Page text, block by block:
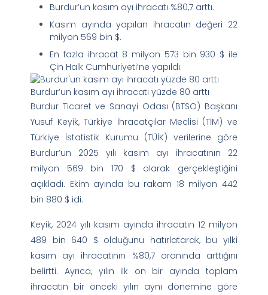
Burdur’un kasım ayı ihracatı %80,7 arttı.
Kasım ayında yapılan ihracatın değeri 22
milyon 569 bin $.
En fazla ihracat 8 milyon 573 bin 930 $ ile
Çin Halk Cumhuriyeti’ne yapıldı.
Burdur’un kasım ayı ihracatı yüzde 80 arttı
Burdur Ticaret ve Sanayi Odası (BTSO) Başkanı
Yusuf Keyik, Türkiye İhracatçılar Meclisi (TİM) ve
Türkiye İstatistik Kurumu (TÜİK) verilerine göre
Burdur’un 2025 yılı kasım ayı ihracatının 22
milyon 569 bin 170 $ olarak gerçekleştiğini
açıkladı. Ekim ayında bu rakam 18 milyon 442
bin 880 $ idi.
Keyik, 2024 yılı kasım ayında ihracatın 12 milyon
489 bin 640 $ olduğunu hatırlatarak, bu yılki
kasım ayı ihracatının %80,7 oranında arttığını
belirtti. Ayrıca, yılın ilk on bir ayında toplam
ihracatın bir önceki yılın aynı dönemine göre